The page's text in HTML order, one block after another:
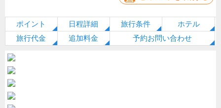
ポイント 日程詳細 旅行条件
ホテル
旅行代金
追加料金 予約お問い合わせ